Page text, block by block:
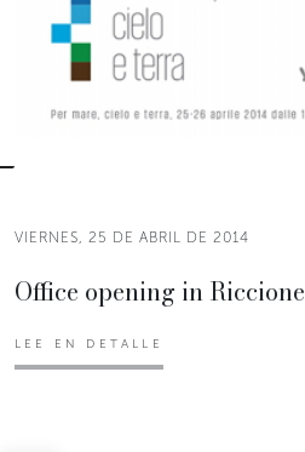
VIERNES, 25 DE ABRIL DE 2014
Office opening in Riccione
LEE EN DETALLE